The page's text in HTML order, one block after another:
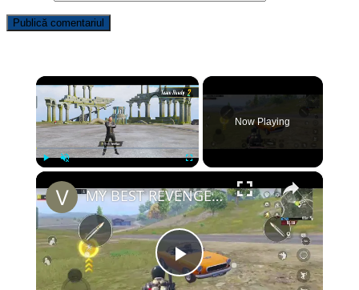
×
Now Playing
×
Play
MY BEST REVENGE GAMEPLAY OF MONTH🔥PUBG Mobile